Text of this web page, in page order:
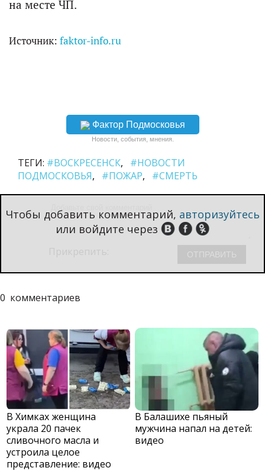
на месте ЧП.
Источник: faktor-info.ru
Фактор Подмосковья
Новости, события, мнения.
ТЕГИ: #ВОСКРЕСЕНСК
#НОВОСТИ
ПОДМОСКОВЬЯ
#ПОЖАР #СМЕРТЬ
Чтобы добавить комментарий, авторизуйтесь
или войдите через
0 комментариев
В Химках женщина
украла 20 пачек
сливочного масла и
устроила целое
представление: видео
В Балашихе пьяный
мужчина напал на детей:
видео